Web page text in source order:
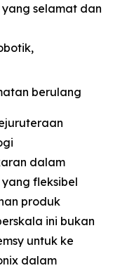
selamat dan
berulang
dalam
fleksibel
produk
ini bukan
untuk ke
dalam